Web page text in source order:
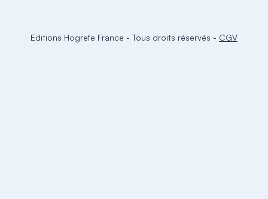
Editions Hogrefe France - Tous droits réservés - CGV